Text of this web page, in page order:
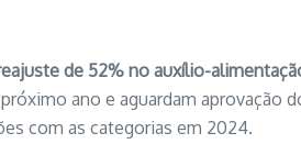
de 52% no auxílio-
ano e aguardam
com as categorias em 2024.